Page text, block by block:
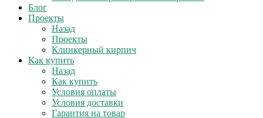
Блог
Проекты
Назад
Проекты
Клинкерный кирпич
Как купить
Назад
Как купить
Условия оплаты
Условия доставки
Гарантия на товар